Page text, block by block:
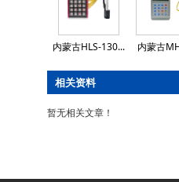
内蒙古HLS-130... 内蒙古
相关资料
暂无相关文章！